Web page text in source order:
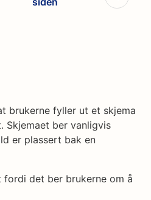
brukerne fyller ut et skjema
ber vanligvis
er plassert bak en
det ber brukerne om å